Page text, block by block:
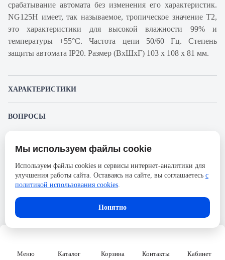
Меню Каталог Корзина Контакты Кабинет
срабатывание автомата без изменения его характеристик.
NG125H имеет, так называемое, тропическое значение Т2,
это характеристики для высокой влажности 99% и
температуры +55°С. Частота цепи 50/60 Гц. Степень
защиты автомата IP20. Размер (ВхШхГ) 103 х 108 х 81 мм.
ХАРАКТЕРИСТИКИ
Производитель
Серия
Acti 9
Номинальный ток
Напряжение, В
690
Количество полюсов
ВОПРОСЫ
Пожалуйста, авторизуйтесь, чтобы иметь
возможность оставлять вопросы.
Представленные изображения и характеристики могут отличаться от реального
без предварительного уведомления. Компания АйДистрибьют не несёт
ответственности в случае не соответствия текущей модели товаров фотографиям,
размещённым в карточке товара.
Мы используем файлы cookie
Используем файлы cookies и сервисы интернет-аналитики для
улучшения работы сайта. Оставаясь на сайте, вы соглашаетесь с
политикой использования cookies.
Понятно